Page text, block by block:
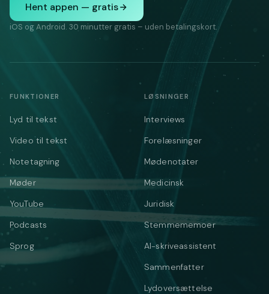
Hent appen — gratis
iOS og Android. 30 minutter gratis – uden betalingskort.
FUNKTIONER
Lyd til tekst
Video til tekst
Notetagning
Møder
YouTube
Podcasts
Sprog
LØSNINGER
Interviews
Forelæsninger
Mødenotater
Medicinsk
Juridisk
Stemmememoer
AI-skriveassistent
Sammenfatter
Lydoversættelse